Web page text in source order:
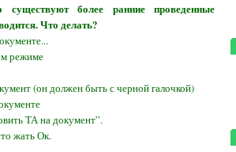
более ранние проведенные
Что делать?
режиме
(он должен быть с черной галочкой)
ТА на документ”.
жать Ок.